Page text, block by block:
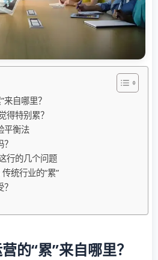
自哪里？
得特别累？
平衡法
行的几个问题
统行业的“累”
的“累”来自哪里？